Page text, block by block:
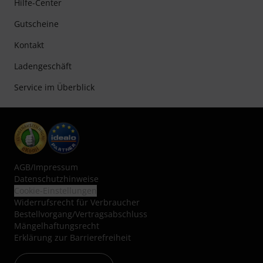
Hilfe-Center
Gutscheine
Kontakt
Ladengeschäft
Service im Überblick
AGB/Impressum
Datenschutzhinweise
Widerrufsrecht für Verbraucher
Bestellvorgang/Vertragsabschluss
Mängelhaftungsrecht
Erklärung zur Barrierefreiheit